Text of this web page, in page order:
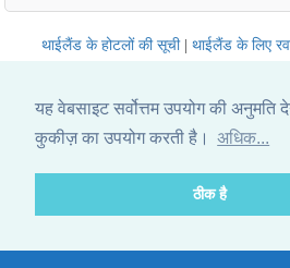
यह वेबसाइट सर्वोत्तम उपयोग की अनुमति
कुकीज़ का उपयोग करती है।
अधिक...
ठीक है
थाईलैंड के होटलों की सूची| थाईलैंड के लिए